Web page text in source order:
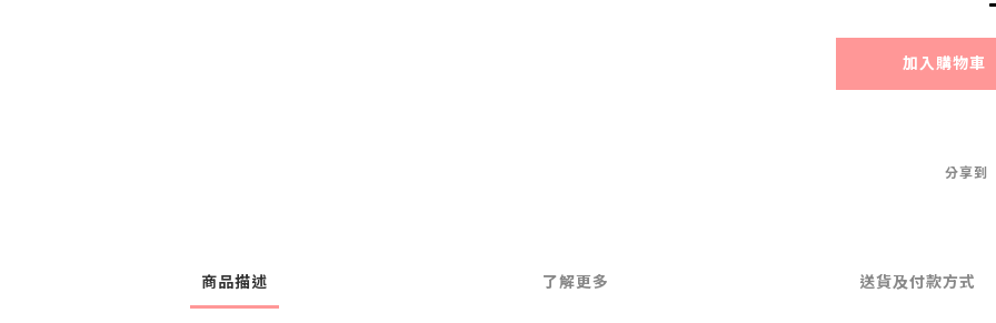
加入購物車
分享到
商品描述 了解更多 送貨及付款方式